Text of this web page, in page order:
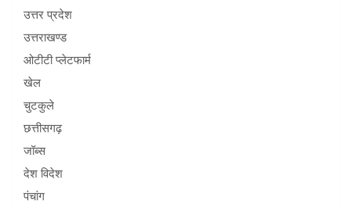
उत्तर प्रदेश
उत्तराखण्ड
ओटीटी प्लेटफार्म
खेल
चुटकुले
छत्तीसगढ़
जॉब्स
देश विदेश
पंचांग